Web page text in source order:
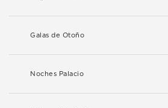
Galas de Otoño
Noches Palacio